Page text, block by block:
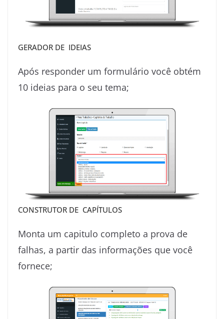
GERADOR DE IDEIAS
Após responder um formulário você obtém
10 ideias para o seu tema;
CONSTRUTOR DE CAPÍTULOS
Monta um capitulo completo a prova de
falhas, a partir das informações que você
fornece;